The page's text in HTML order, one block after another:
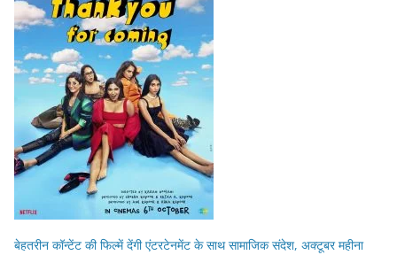
बेहतरीन कॉन्टेंट की फिल्में देंगी एंटरटेनमेंट के साथ सामाजिक संदेश, अक्टूबर महीना